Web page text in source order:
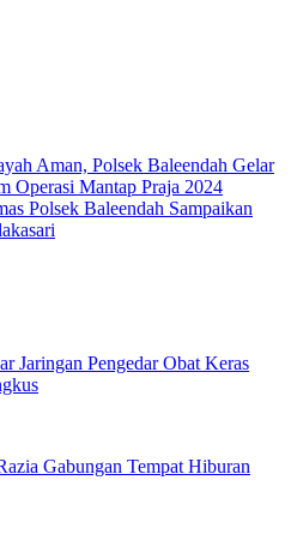
Aman, Polsek Baleendah Gelar
Operasi Mantap Praja 2024
Polsek Baleendah Sampaikan
Jaringan Pengedar Obat Keras
Gabungan Tempat Hiburan